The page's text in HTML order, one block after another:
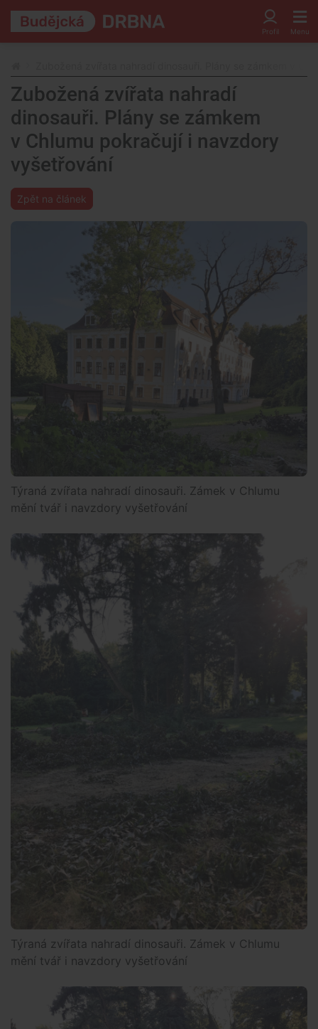
Zubožená zvířata nahradí
dinosauři. Plány se zámkem
v Chlumu pokračují i navzdory
vyšetřování
Zpět na článek
Týraná zvířata nahradí dinosauři. Zámek v Chlumu
mění tvář i navzdory vyšetřování
Týraná zvířata nahradí dinosauři. Zámek v Chlumu
mění tvář i navzdory vyšetřování